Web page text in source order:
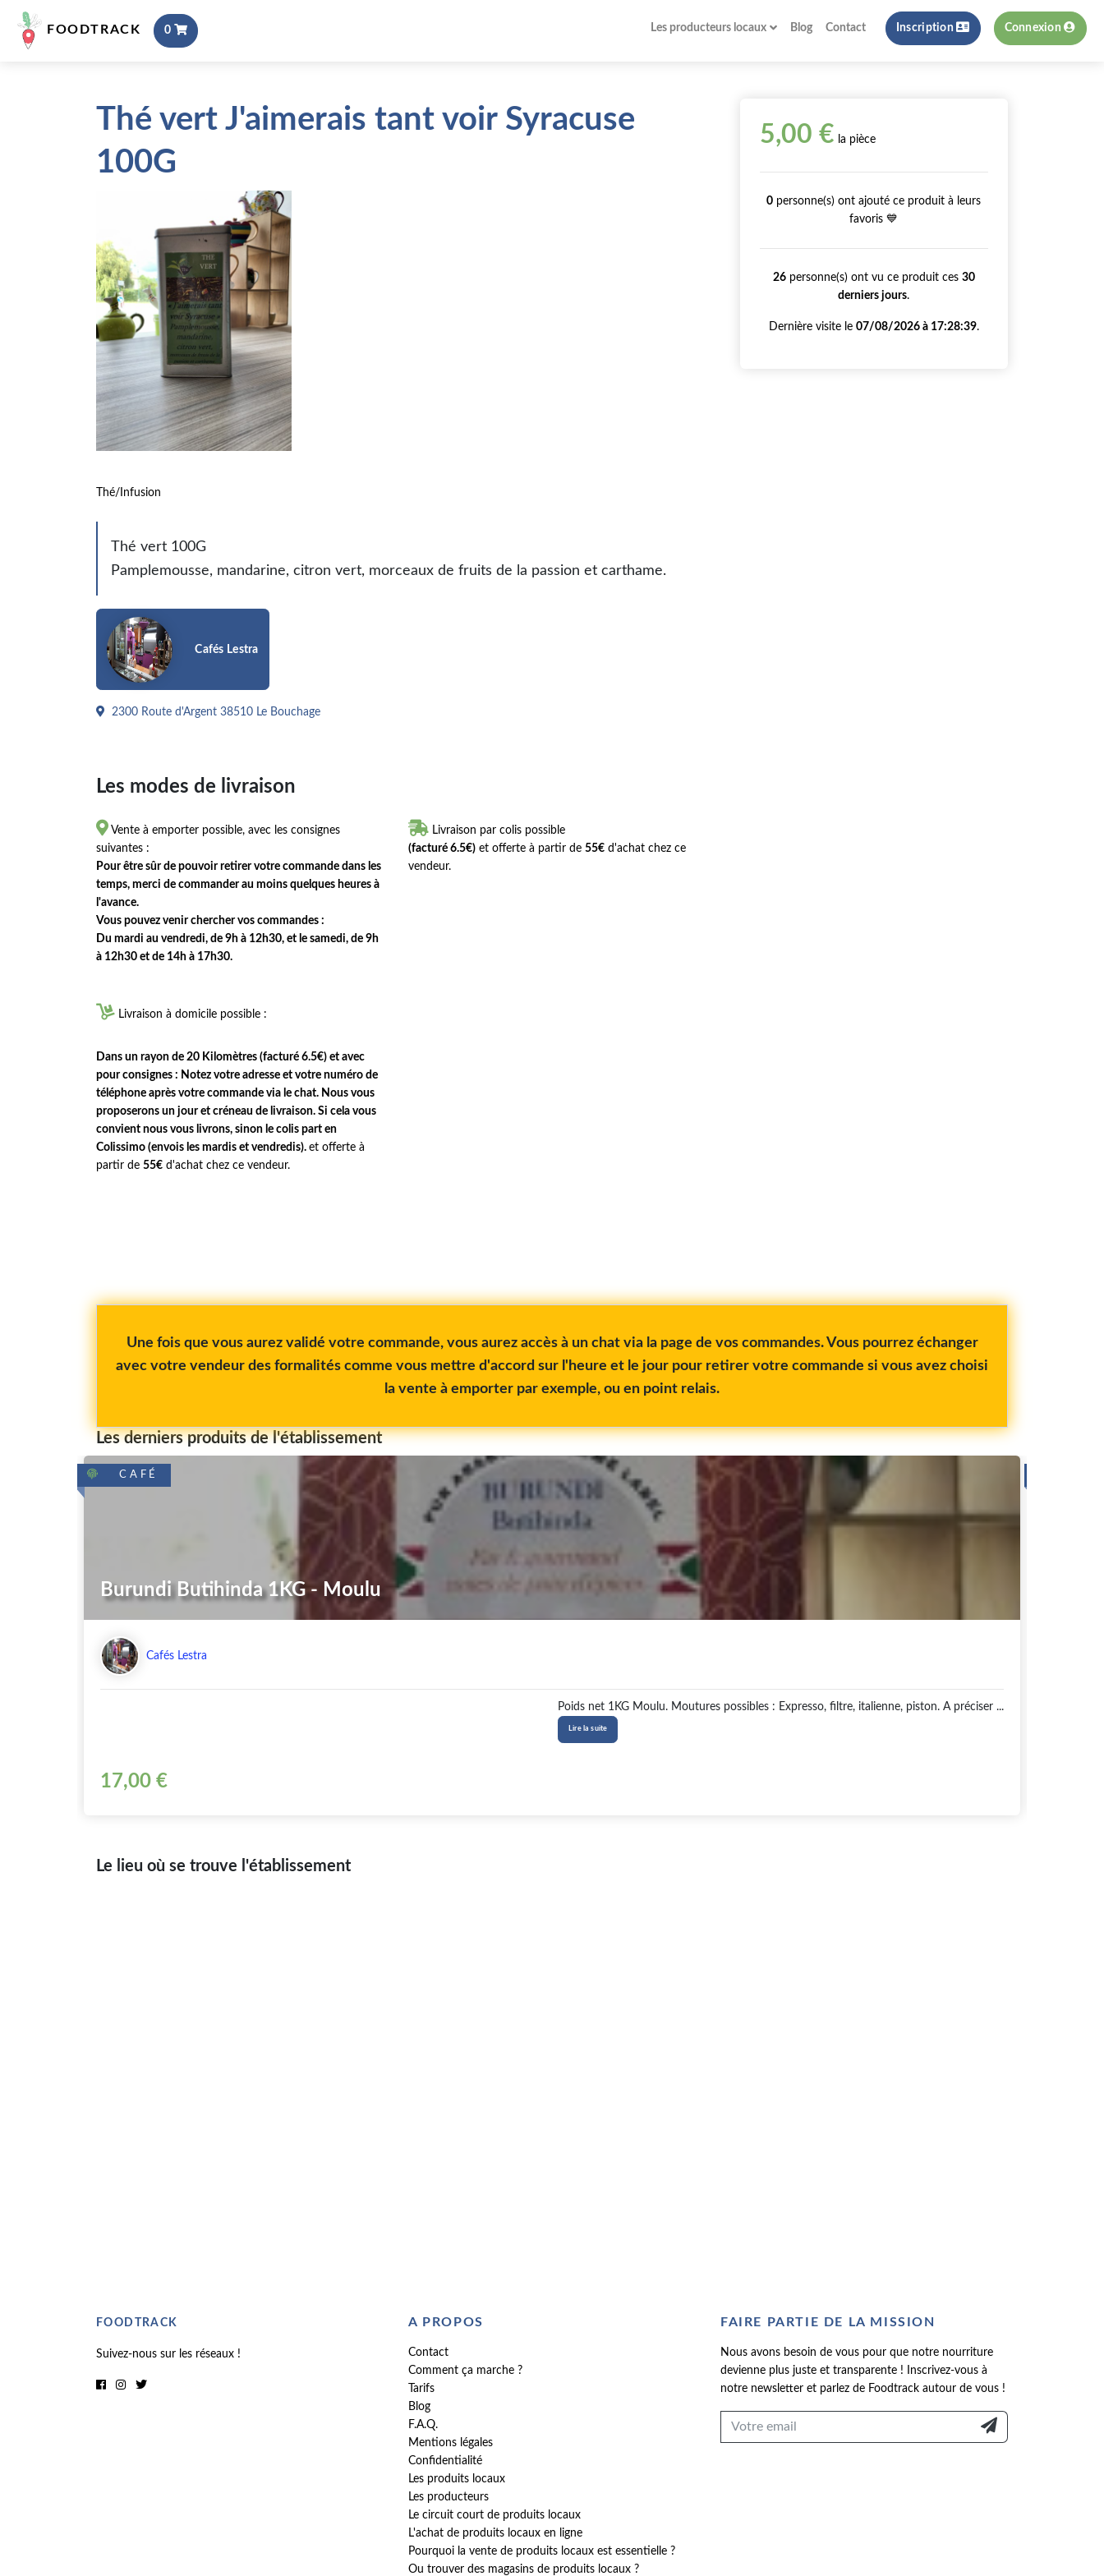
FOODTRACK 0 Les producteurs locaux Blog Contact Inscription Connexion
Thé vert J'aimerais tant voir Syracuse
100G
Thé/Infusion
Thé vert 100G
Pamplemousse, mandarine, citron vert, morceaux de fruits de la passion et carthame.
Cafés Lestra
2300 Route d'Argent 38510 Le Bouchage
Les modes de livraison
 Vente à emporter possible, avec les consignes
suivantes :
Pour être sûr de pouvoir retirer votre commande dans les
temps, merci de commander au moins quelques heures à
l'avance.
Vous pouvez venir chercher vos commandes :
Du mardi au vendredi, de 9h à 12h30, et le samedi, de 9h
à 12h30 et de 14h à 17h30.
 Livraison par colis possible
(facturé 6.5€) et offerte à partir de 55€ d'achat chez ce
vendeur.
 Livraison à domicile possible :
Dans un rayon de 20 Kilomètres (facturé 6.5€) et avec
pour consignes : Notez votre adresse et votre numéro de
téléphone après votre commande via le chat. Nous vous
proposerons un jour et créneau de livraison. Si cela vous
convient nous vous livrons, sinon le colis part en
Colissimo (envois les mardis et vendredis). et offerte à
partir de 55€ d'achat chez ce vendeur.
5,00 € la pièce
0 personne(s) ont ajouté ce produit à leurs
favoris 💙
26personne(s) ont vu ce produit ces 30
derniers jours.
Dernière visite le 07/08/2026 à 17:28:39.
Une fois que vous aurez validé votre commande, vous aurez accès à un chat via la page de vos commandes. Vous pourrez échanger
avec votre vendeur des formalités comme vous mettre d'accord sur l'heure et le jour pour retirer votre commande si vous avez choisi
la vente à emporter par exemple, ou en point relais.
Les derniers produits de l'établissement
CAFÉ
Burundi Butihinda 1KG - Moulu
Cafés Lestra
Poids net 1KG Moulu. Moutures possibles : Expresso, filtre, italienne, piston. A préciser ...
Lire la suite
17,00 €
Le lieu où se trouve l'établissement
FOODTRACK
Suivez-nous sur les réseaux !
A PROPOS
Contact
Comment ça marche ?
Tarifs
Blog
F.A.Q.
Mentions légales
Confidentialité
Les produits locaux
Les producteurs
Le circuit court de produits locaux
L'achat de produits locaux en ligne
Pourquoi la vente de produits locaux est essentielle ?
Ou trouver des magasins de produits locaux ?
FAIRE PARTIE DE LA MISSION
Nous avons besoin de vous pour que notre nourriture
devienne plus juste et transparente ! Inscrivez-vous à
notre newsletter et parlez de Foodtrack autour de vous !